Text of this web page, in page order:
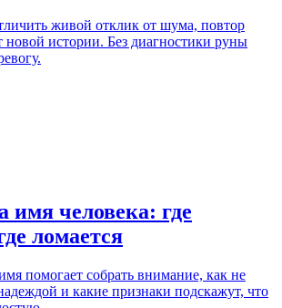
живой отклик от шума, повтор
новой истории. Без диагностики руны
имя человека: где
ломается
имя помогает собрать внимание, как не
и какие признаки подскажут, что